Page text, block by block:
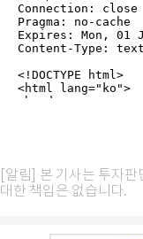
[알림] 본 기사는 투자
대한 책임은 없습니다.